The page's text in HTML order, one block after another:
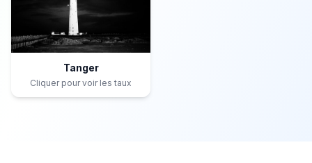
Tanger
Cliquer pour voir les taux